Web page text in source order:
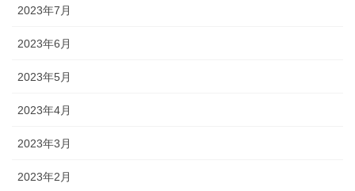
2023年7月
2023年6月
2023年5月
2023年4月
2023年3月
2023年2月